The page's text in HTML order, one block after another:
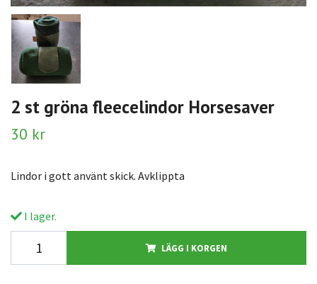
2 st gröna fleecelindor Horsesaver
30 kr
Lindor i gott använt skick. Avklippta
I lager.
LÄGG I KORGEN